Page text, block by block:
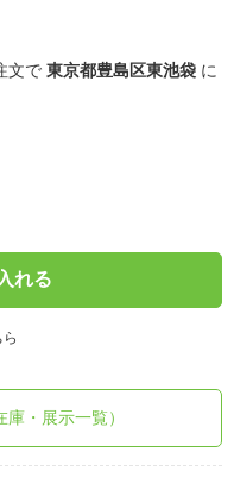
文で 東京都豊島区東池袋 に
れる
・展示一覧）